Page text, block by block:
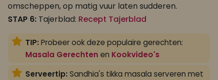
omscheppen, op matig vuur laten sudderen.
STAP 6: Tajerblad: Recept Tajerblad
TIP: Probeer ook deze populaire gerechten:
Masala Gerechten en Kookvideo's
Serveertip: Sandhia's tikka masala serveren met